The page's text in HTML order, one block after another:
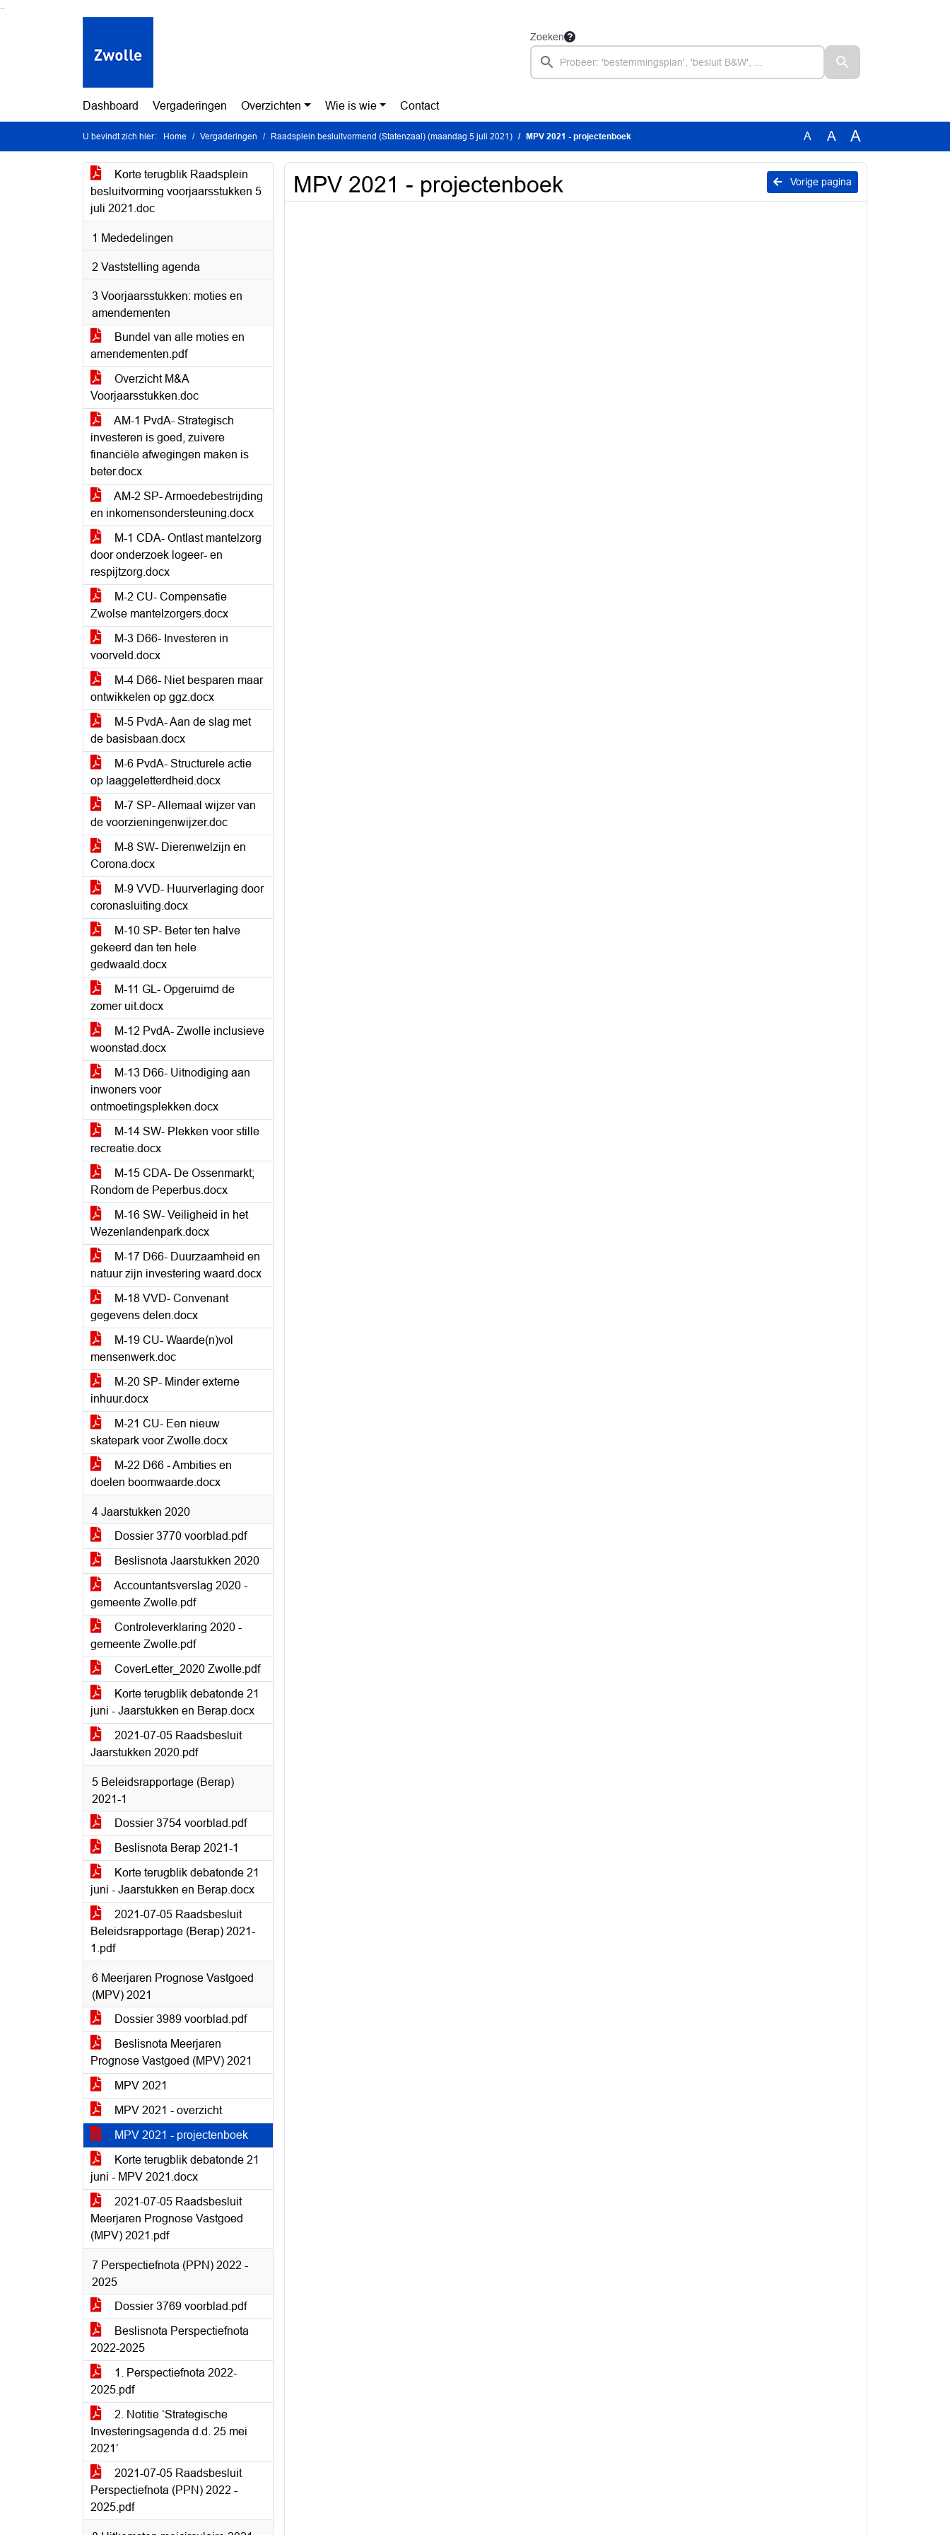
Ga naar de inhoud van deze pagina
Ga naar het zoeken
Ga naar het menu
Zoeken
Dashboard Vergaderingen Overzichten Wie is wie Contact
U bevindt zich hier: Home Vergaderingen Raadsplein besluitvormend (Statenzaal) (maandag 5 juli 2021) MPV 2021 - projectenboek A A A
Korte terugblik Raadsplein
besluitvorming voorjaarsstukken 5
juli 2021.doc
1 Mededelingen
2 Vaststelling agenda
3 Voorjaarsstukken: moties en
amendementen
Bundel van alle moties en
amendementen.pdf
Overzicht M&A
Voorjaarsstukken.doc
AM-1 PvdA- Strategisch
investeren is goed, zuivere
financiële afwegingen maken is
beter.docx
AM-2 SP- Armoedebestrijding
en inkomensondersteuning.docx
M-1 CDA- Ontlast mantelzorg
door onderzoek logeer- en
respijtzorg.docx
M-2 CU- Compensatie
Zwolse mantelzorgers.docx
M-3 D66- Investeren in
voorveld.docx
M-4 D66- Niet besparen maar
ontwikkelen op ggz.docx
M-5 PvdA- Aan de slag met
de basisbaan.docx
M-6 PvdA- Structurele actie
op laaggeletterdheid.docx
M-7 SP- Allemaal wijzer van
de voorzieningenwijzer.doc
M-8 SW- Dierenwelzijn en
Corona.docx
M-9 VVD- Huurverlaging door
coronasluiting.docx
M-10 SP- Beter ten halve
gekeerd dan ten hele
gedwaald.docx
M-11 GL- Opgeruimd de
zomer uit.docx
M-12 PvdA- Zwolle inclusieve
woonstad.docx
M-13 D66- Uitnodiging aan
inwoners voor
ontmoetingsplekken.docx
M-14 SW- Plekken voor stille
recreatie.docx
M-15 CDA- De Ossenmarkt;
Rondom de Peperbus.docx
M-16 SW- Veiligheid in het
Wezenlandenpark.docx
M-17 D66- Duurzaamheid en
natuur zijn investering waard.docx
M-18 VVD- Convenant
gegevens delen.docx
M-19 CU- Waarde(n)vol
mensenwerk.doc
M-20 SP- Minder externe
inhuur.docx
M-21 CU- Een nieuw
skatepark voor Zwolle.docx
M-22 D66 - Ambities en
doelen boomwaarde.docx
4 Jaarstukken 2020
Dossier 3770 voorblad.pdf
Beslisnota Jaarstukken 2020
Accountantsverslag 2020 -
gemeente Zwolle.pdf
Controleverklaring 2020 -
gemeente Zwolle.pdf
CoverLetter_2020 Zwolle.pdf
Korte terugblik debatonde 21
juni - Jaarstukken en Berap.docx
2021-07-05 Raadsbesluit
Jaarstukken 2020.pdf
5 Beleidsrapportage (Berap)
2021-1
Dossier 3754 voorblad.pdf
Beslisnota Berap 2021-1
Korte terugblik debatonde 21
juni - Jaarstukken en Berap.docx
2021-07-05 Raadsbesluit
Beleidsrapportage (Berap) 2021-
1.pdf
6 Meerjaren Prognose Vastgoed
(MPV) 2021
Dossier 3989 voorblad.pdf
Beslisnota Meerjaren
Prognose Vastgoed (MPV) 2021
MPV 2021
MPV 2021 - overzicht
MPV 2021 - projectenboek
Korte terugblik debatonde 21
juni - MPV 2021.docx
2021-07-05 Raadsbesluit
Meerjaren Prognose Vastgoed
(MPV) 2021.pdf
7 Perspectiefnota (PPN) 2022 -
2025
Dossier 3769 voorblad.pdf
Beslisnota Perspectiefnota
2022-2025
1. Perspectiefnota 2022-
2025.pdf
2. Notitie ‘Strategische
Investeringsagenda d.d. 25 mei
2021’
2021-07-05 Raadsbesluit
Perspectiefnota (PPN) 2022 -
2025.pdf
Vorige pagina
MPV 2021 - projectenboek